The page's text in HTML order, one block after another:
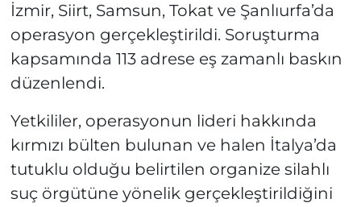
İzmir, Siirt, Samsun, Tokat ve Şanlıurfa’da
operasyon gerçekleştirildi. Soruşturma
kapsamında 113 adrese eş zamanlı baskın
düzenlendi.
Yetkililer, operasyonun lideri hakkında
kırmızı bülten bulunan ve halen İtalya’da
tutuklu olduğu belirtilen organize silahlı
suç örgütüne yönelik gerçekleştirildiğini